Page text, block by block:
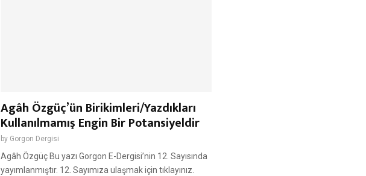
Agâh Özgüç’ün Birikimleri/Yazdıkları
Kullanılmamış Engin Bir Potansiyeldir
by Gorgon Dergisi
Agâh Özgüç Bu yazı Gorgon E-Dergisi’nin 12. Sayısında
yayımlanmıştır. 12. Sayımıza ulaşmak için tıklayınız.